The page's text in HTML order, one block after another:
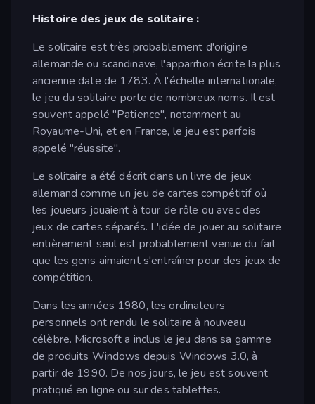
Histoire des jeux de solitaire :
Le solitaire est très probablement d'origine
allemande ou scandinave, l'apparition écrite la plus
ancienne date de 1783. À l'échelle internationale,
le jeu du solitaire porte de nombreux noms. Il est
souvent appelé "Patience", notamment au
Royaume-Uni, et en France, le jeu est parfois
appelé "réussite".
Le solitaire a été décrit dans un livre de jeux
allemand comme un jeu de cartes compétitif où
les joueurs jouaient à tour de rôle ou avec des
jeux de cartes séparés. L'idée de jouer au solitaire
entièrement seul est probablement venue du fait
que les gens aimaient s'entraîner pour des jeux de
compétition.
Dans les années 1980, les ordinateurs
personnels ont rendu le solitaire à nouveau
célèbre. Microsoft a inclus le jeu dans sa gamme
de produits Windows depuis Windows 3.0, à
partir de 1990. De nos jours, le jeu est souvent
pratiqué en ligne ou sur des tablettes.